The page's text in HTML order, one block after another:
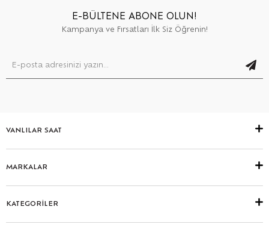
E-BÜLTENE ABONE OLUN!
Kampanya ve Fırsatları İlk Siz Öğrenin!
VANLILAR SAAT
MARKALAR
KATEGORİLER